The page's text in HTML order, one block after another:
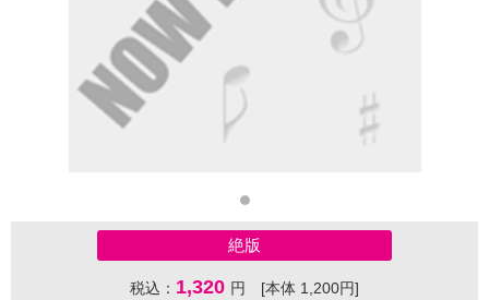
絶版
税込： 1,320 円 [本体 1,200円]